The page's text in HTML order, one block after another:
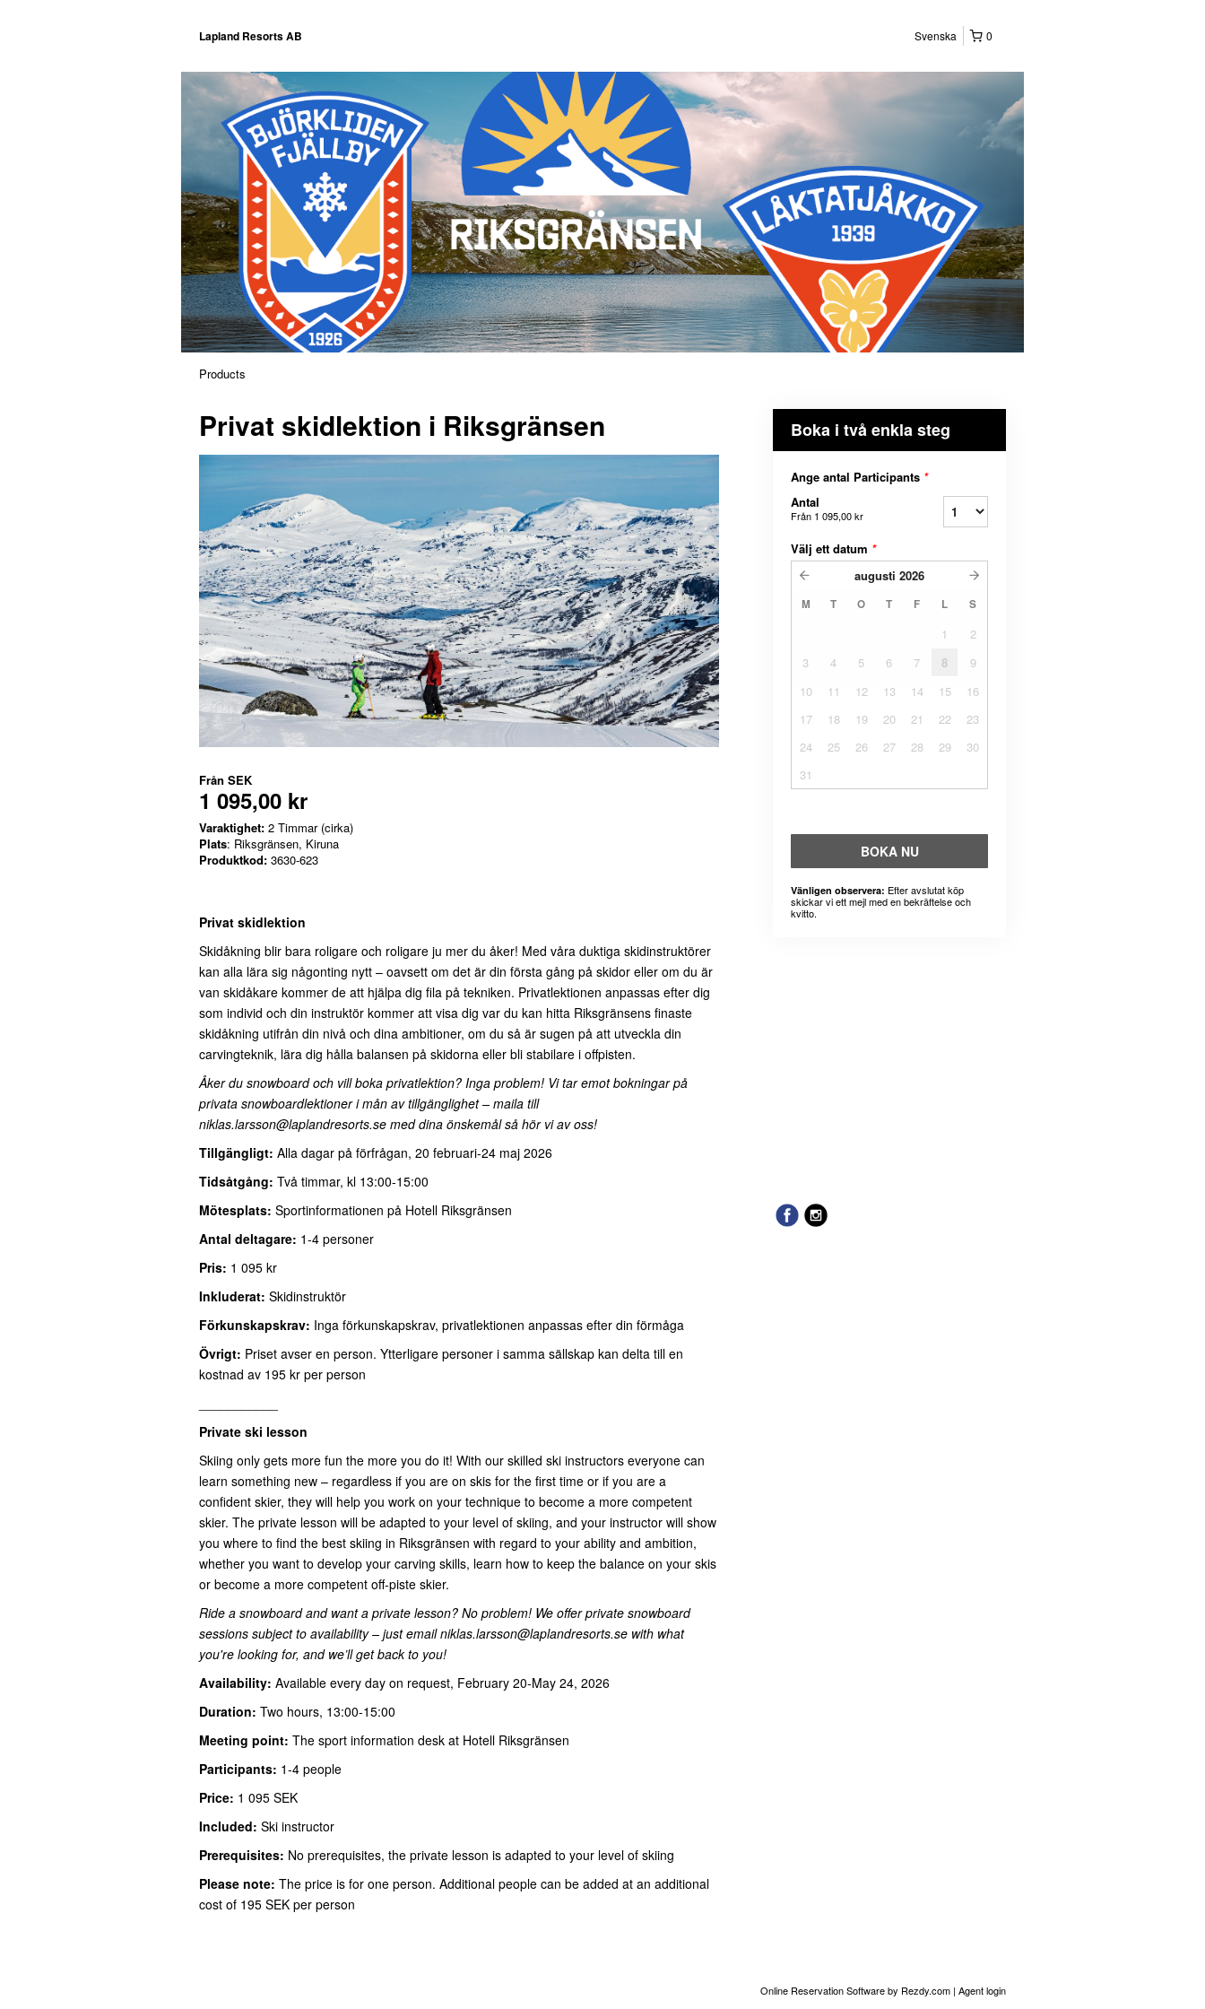
Lapland Resorts AB 0
Svenska
Products
Privat skidlektion i Riksgränsen
Från SEK
1 095,00 kr
Varaktighet: 2 Timmar (cirka)
Plats: Riksgränsen, Kiruna
Produktkod: 3630-623
Privat skidlektion
Skidåkning blir bara roligare och roligare ju mer du åker! Med våra duktiga skidinstruktörer
kan alla lära sig någonting nytt – oavsett om det är din första gång på skidor eller om du är
van skidåkare kommer de att hjälpa dig fila på tekniken. Privatlektionen anpassas efter dig
som individ och din instruktör kommer att visa dig var du kan hitta Riksgränsens finaste
skidåkning utifrån din nivå och dina ambitioner, om du så är sugen på att utveckla din
carvingteknik, lära dig hålla balansen på skidorna eller bli stabilare i offpisten.
Åker du snowboard och vill boka privatlektion? Inga problem! Vi tar emot bokningar på
privata snowboardlektioner i mån av tillgänglighet – maila till
niklas.larsson@laplandresorts.se med dina önskemål så hör vi av oss!
Tillgängligt: Alla dagar på förfrågan, 20 februari-24 maj 2026
Tidsåtgång: Två timmar, kl 13:00-15:00
Mötesplats: Sportinformationen på Hotell Riksgränsen
Antal deltagare: 1-4 personer
Pris: 1 095 kr
Inkluderat: Skidinstruktör
Förkunskapskrav: Inga förkunskapskrav, privatlektionen anpassas efter din förmåga
Övrigt: Priset avser en person. Ytterligare personer i samma sällskap kan delta till en
kostnad av 195 kr per person
Private ski lesson
Skiing only gets more fun the more you do it! With our skilled ski instructors everyone can
learn something new – regardless if you are on skis for the first time or if you are a
confident skier, they will help you work on your technique to become a more competent
skier. The private lesson will be adapted to your level of skiing, and your instructor will show
you where to find the best skiing in Riksgränsen with regard to your ability and ambition,
whether you want to develop your carving skills, learn how to keep the balance on your skis
or become a more competent off-piste skier.
Ride a snowboard and want a private lesson? No problem! We offer private snowboard
sessions subject to availability – just emailniklas.larsson@laplandresorts.se with what
you're looking for, and we’ll get back to you!
Availability: Available every day on request, February 20-May 24, 2026
Duration: Two hours, 13:00-15:00
Meeting point: The sport information desk at Hotell Riksgränsen
Participants: 1-4 people
Price: 1 095 SEK
Included: Ski instructor
Prerequisites: No prerequisites, the private lesson is adapted to your level of skiing
Please note: The price is for one person. Additional people can be added at an additional
cost of 195 SEK per person
Boka i två enkla steg
Ange antal Participants *
Antal
Från 1 095,00 kr
Välj ett datum *
augusti 2026
M T O T F L S
1
2
3
4 5 6 7 8
9
10
11 12 13 14 15
16
17
18 19 20 21 22
23
24
25 26 27 28 29
30
31
BOKA NU
Vänligen observera: Efter avslutat köp
skickar vi ett mejl med en bekräftelse och
kvitto.
Online Reservation Softwareby Rezdy.com | Agent login